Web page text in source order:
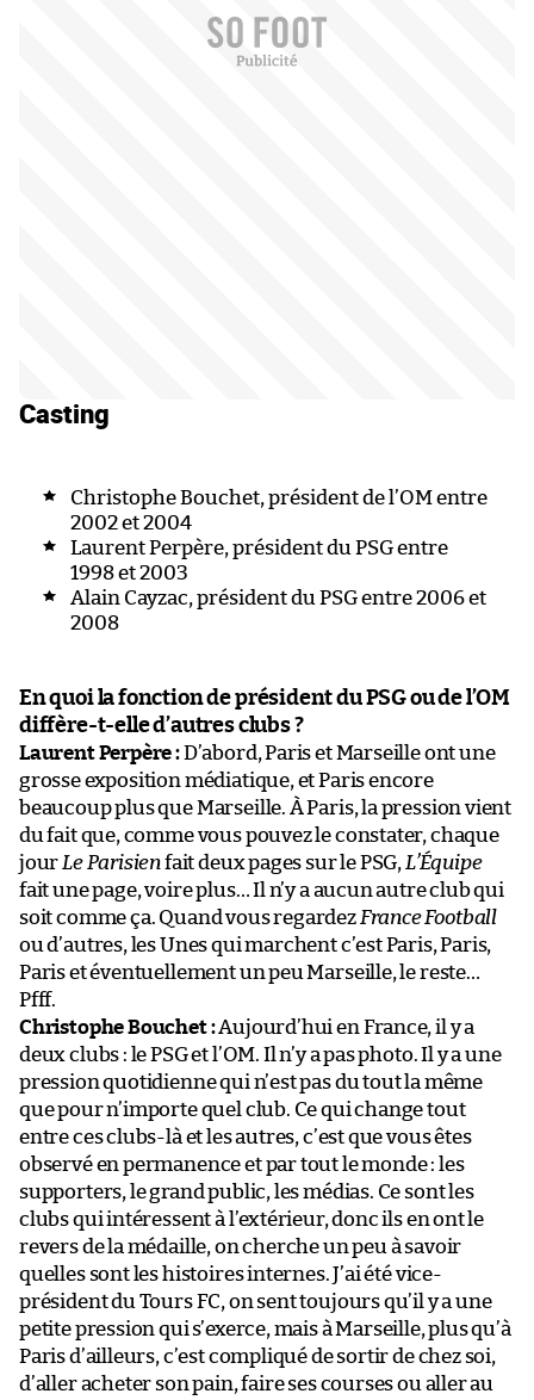
Casting
Christophe Bouchet, président de l’OM entre
2002 et 2004
Laurent Perpère, président du PSG entre
1998 et 2003
Alain Cayzac, président du PSG entre 2006 et
2008
En quoi la fonction de président du PSG ou de l’OM
diffère-t-elle d’autres clubs ?
Laurent Perpère :D’abord, Paris et Marseille ont une
grosse exposition médiatique, et Paris encore
beaucoup plus que Marseille. À Paris, la pression vient
du fait que, comme vous pouvez le constater, chaque
jour Le Parisienfait deux pages sur le PSG, L’Équipe
fait une page, voire plus… Il n’y a aucun autre club qui
soit comme ça. Quand vous regardez France Football
ou d’autres, les Unes qui marchent c’est Paris, Paris,
Paris et éventuellement un peu Marseille, le reste…
Pfff.
Christophe Bouchet :Aujourd’hui en France, il y a
deux clubs : le PSG et l’OM. Il n’y a pas photo. Il y a une
pression quotidienne qui n’est pas du tout la même
que pour n’importe quel club. Ce qui change tout
entre ces clubs-là et les autres, c’est que vous êtes
observé en permanence et par tout le monde : les
supporters, le grand public, les médias. Ce sont les
clubs qui intéressent à l’extérieur, donc ils en ont le
revers de la médaille, on cherche un peu à savoir
quelles sont les histoires internes. J’ai été vice-
président du Tours FC, on sent toujours qu’il y a une
petite pression qui s’exerce, mais à Marseille, plus qu’à
Paris d’ailleurs, c’est compliqué de sortir de chez soi,
d’aller acheter son pain, faire ses courses ou aller au